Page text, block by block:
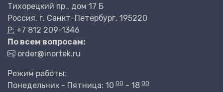
Тихорецкий пр., дом 17 Б
Россия, г. Санкт-Петербург, 195220
P: +7 812 209-1346
По всем вопросам:
order@inortek.ru
Режим работы:
Понедельник - Пятница: 10 00 - 18 00